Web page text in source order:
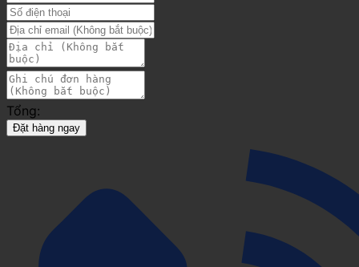
Tổng:
Đặt hàng ngay